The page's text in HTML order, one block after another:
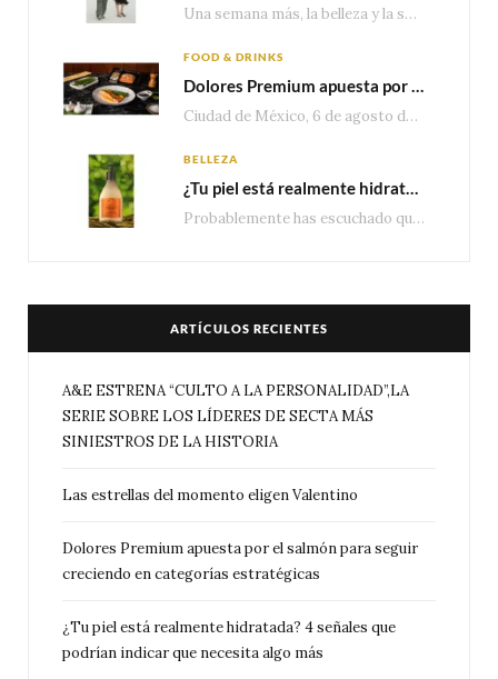
Una semana más, la belleza y la sofisticación de Valentino vuelven a tomar el escenario internacional. Desde…
FOOD & DRINKS
Ciudad de México, 6 de agosto de 2026.— Con una producción de 2.17 millones de…
BELLEZA
Probablemente has escuchado que el cuidado e hidratación corporal se suele asociar únicamente con una…
ARTÍCULOS RECIENTES
A&E ESTRENA “CULTO A LA PERSONALIDAD”,LA
SERIE SOBRE LOS LÍDERES DE SECTA MÁS
SINIESTROS DE LA HISTORIA
Las estrellas del momento eligen Valentino
Dolores Premium apuesta por el salmón para seguir
creciendo en categorías estratégicas
¿Tu piel está realmente hidratada? 4 señales que
podrían indicar que necesita algo más